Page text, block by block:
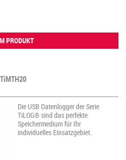
PRODUKT
Die USB Datenlogger der Serie
TiLOG® sind das perfekte
Speichermedium für Ihr
individuelles Einsatzgebiet.